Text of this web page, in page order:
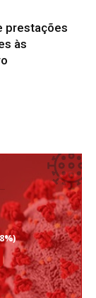
prestações
às